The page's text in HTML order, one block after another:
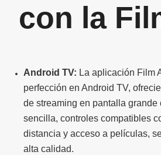
con la
Android TV: La aplicación Film
perfección en Android TV,
de streaming en pantalla grande
sencilla, controles compatibles
distancia y acceso a películas,
alta calidad.